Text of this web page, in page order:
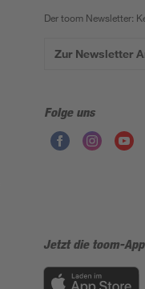
Der toom Newsletter:
Zur Newsletter
Folge uns
Jetzt die toom-